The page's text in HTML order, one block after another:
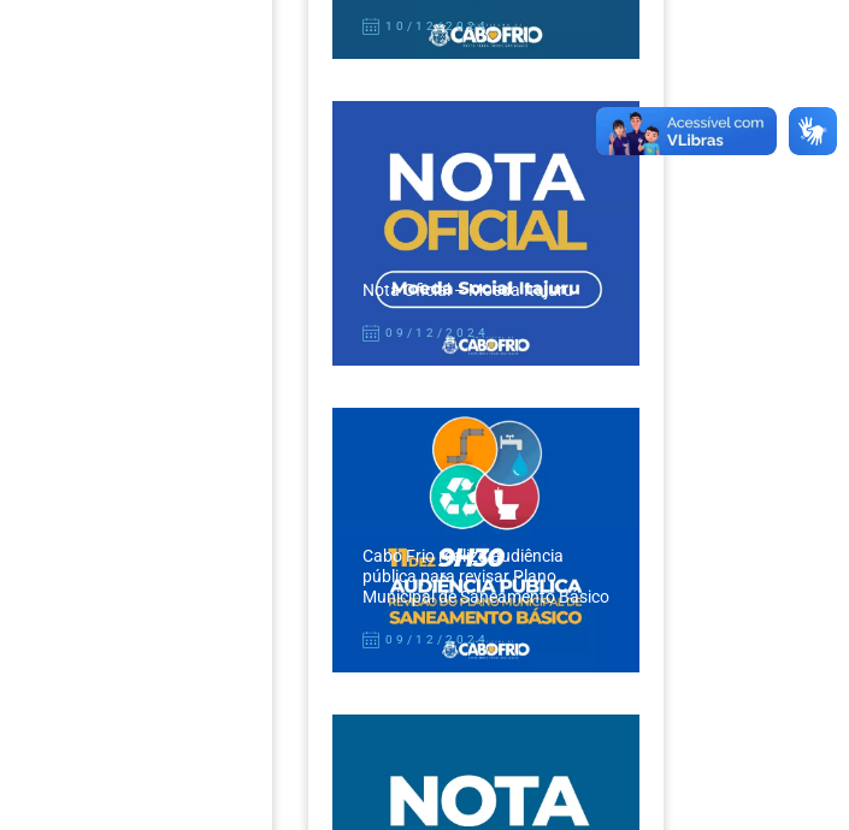
10/12/2024
Nota Oficial – Moeda Itajuru
09/12/2024
Cabo Frio realiza audiência
pública para revisar Plano
Municipal de Saneamento Básico
09/12/2024